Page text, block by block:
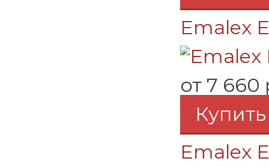
Emalex
от 7 660
Купить
Emalex